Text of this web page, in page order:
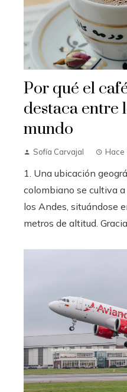
Por qué el
destaca entre
mundo
Sofía Carvajal Hace
1. Una ubicación
colombiano se cultiva
los Andes, situándose
metros de altitud.